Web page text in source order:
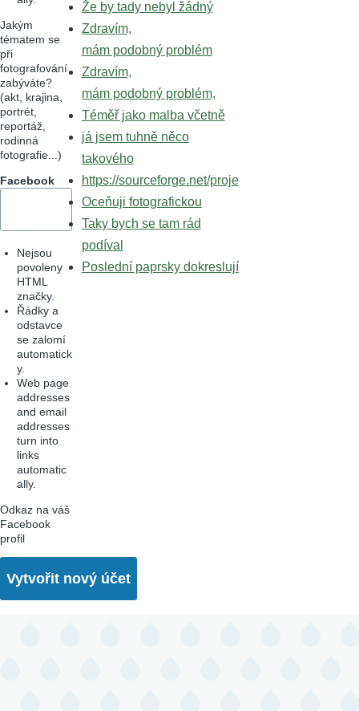
Jakým
tématem se
při
fotografování
zabýváte?
(akt, krajina,
portrét,
reportáž,
rodinná
fotografie...)
Facebook
Nejsou
povoleny
HTML
značky.
Řádky a
odstavce
se zalomí
automatick
y.
Web page
addresses
and email
addresses
turn into
links
automatic
ally.
Odkaz na váš
Facebook
profil
Že by tady nebyl žádný
Zdravím,
mám podobný problém
Zdravím,
mám podobný problém,
Téměř jako malba včetně
já jsem tuhně něco
takového
https://sourceforge.net/proje
Oceňuji fotografickou
Taky bych se tam rád
podíval
Poslední paprsky dokreslují